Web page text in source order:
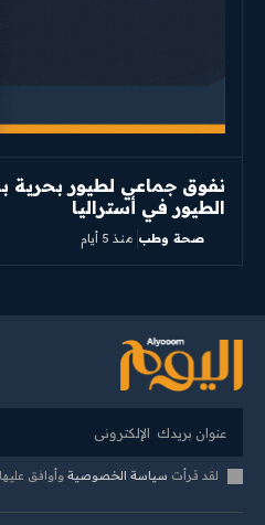
نفوق جماعي لطيور بحرية
الطيور في أستراليا
صحة وطب منذ 5 أيام
لقد قرأت سياسة الخصوصية وأوافق